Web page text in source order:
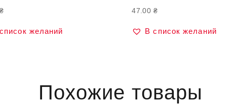
₴
желаний
47.00 ₴
В список желаний
Похожие товары